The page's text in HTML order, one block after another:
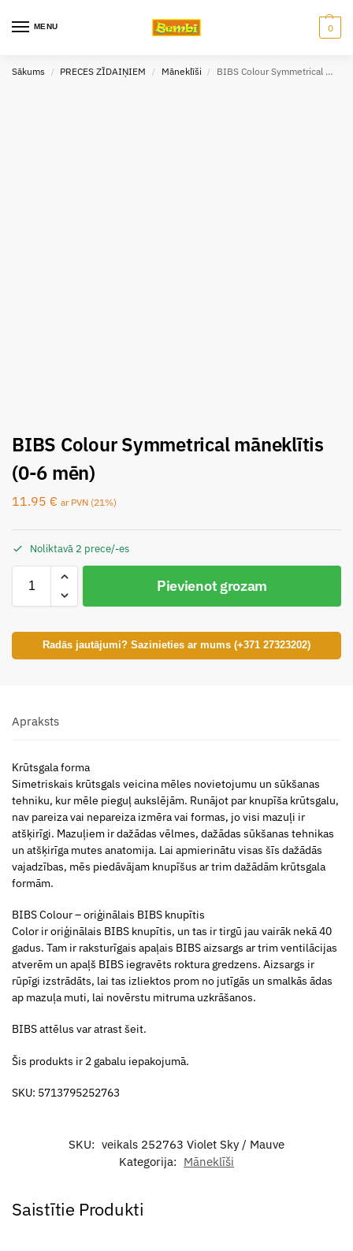
MENU 0
Sākums / PRECES ZĪDAIŅIEM / Māneklīši / BIBS Colour Symmetrical māneklītis (0-6 mēn)
BIBS Colour Symmetrical māneklītis
(0-6 mēn)
11.95 € ar PVN (21%)
Noliktavā 2 prece/-es
Pievienot grozam
Radās jautājumi? Sazinieties ar mums (+371 27323202)
Apraksts
Krūtsgala forma
Simetriskais krūtsgals veicina mēles novietojumu un sūkšanas
tehniku, kur mēle pieguļ aukslējām. Runājot par knupīša krūtsgalu,
nav pareiza vai nepareiza izmēra vai formas, jo visi mazuļi ir
atšķirīgi. Mazuļiem ir dažādas vēlmes, dažādas sūkšanas tehnikas
un atšķirīga mutes anatomija. Lai apmierinātu visas šīs dažādās
vajadzības, mēs piedāvājam knupīšus ar trim dažādām krūtsgala
formām.
BIBS Colour – oriģinālais BIBS knupītis
Color ir oriģinālais BIBS knupītis, un tas ir tirgū jau vairāk nekā 40
gadus. Tam ir raksturīgais apaļais BIBS aizsargs ar trim ventilācijas
atverēm un apaļš BIBS iegravēts roktura gredzens. Aizsargs ir
rūpīgi izstrādāts, lai tas izliektos prom no jutīgās un smalkās ādas
ap mazuļa muti, lai novērstu mitruma uzkrāšanos.
BIBS attēlus var atrast šeit.
Šis produkts ir 2 gabalu iepakojumā.
SKU: 5713795252763
SKU: veikals 252763 Violet Sky / Mauve
Kategorija: Māneklīši
Saistītie Produkti